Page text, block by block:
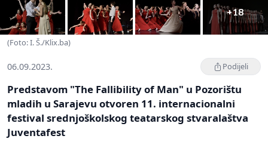
+18
(Foto: I. Š./Klix.ba)
06.09.2023. Podijeli
Predstavom "The Fallibility of Man" u Pozorištu
mladih u Sarajevu otvoren 11. internacionalni
festival srednjoškolskog teatarskog stvaralaštva
Juventafest